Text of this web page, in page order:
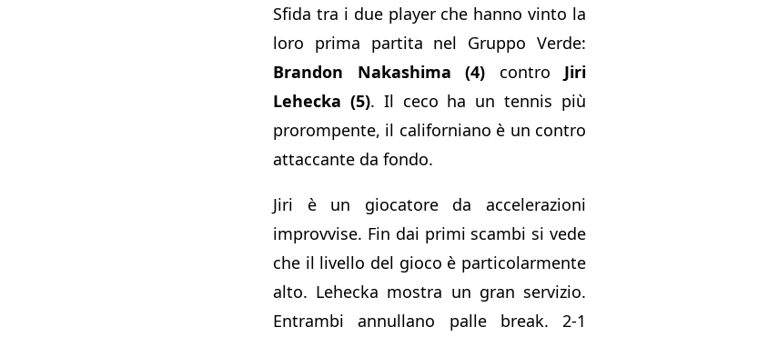
Sfida tra i due player che hanno vinto la
loro prima partita nel Gruppo Verde:
Brandon Nakashima (4) contro Jiri
Lehecka (5). Il ceco ha un tennis più
prorompente, il californiano è un contro
attaccante da fondo.
Jiri è un giocatore da accelerazioni
improvvise. Fin dai primi scambi si vede
che il livello del gioco è particolarmente
alto. Lehecka mostra un gran servizio.
Entrambi annullano palle break. 2-1